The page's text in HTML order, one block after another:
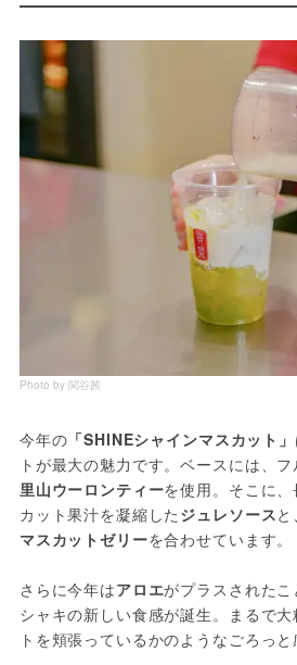
Photo by 関谷茜
今年の 「SHINEシャインマスカット」
トが最大の魅力です。ベースには、
里山ウーロンティーを使用。そこに
カット果汁を凝縮した ジュレソース
マスカットゼリーを合わせています。
さらに今年はアロエがプラスされた
シャキの新しい食感が誕生。まるで
トを頬張っているかのようなごろっと